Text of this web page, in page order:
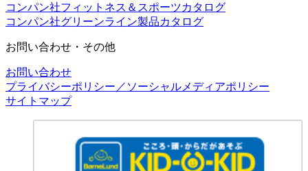
コンパン社フィットネス＆スポーツカタログ
コンパン社グリーンライン製品カタログ
お問い合わせ・その他
お問い合わせ
プライバシーポリシー／ソーシャルメディアポリシー
サイトマップ